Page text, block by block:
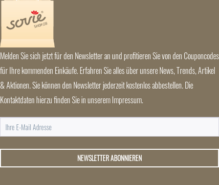
Melden Sie sich jetzt für den Newsletter an und profitieren Sie von den Couponcodes
für Ihre kommenden Einkäufe. Erfahren Sie alles über unsere News, Trends, Artikel
& Aktionen. Sie können den Newsletter jederzeit kostenlos abbestellen. Die
Kontaktdaten hierzu finden Sie in unserem Impressum.
NEWSLETTER ABONNIEREN